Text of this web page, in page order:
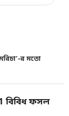
র মতো
বিবিধ ফসল